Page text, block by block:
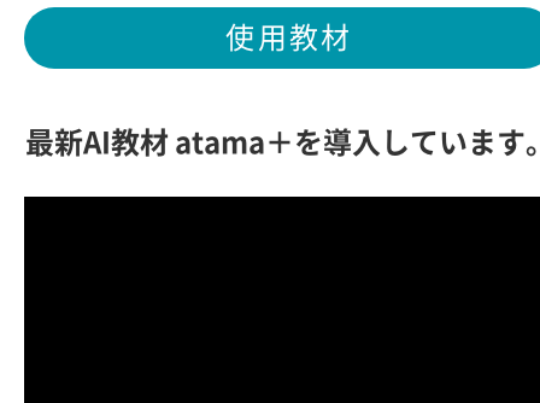
使用教材
最新AI教材 atama＋を導入しています